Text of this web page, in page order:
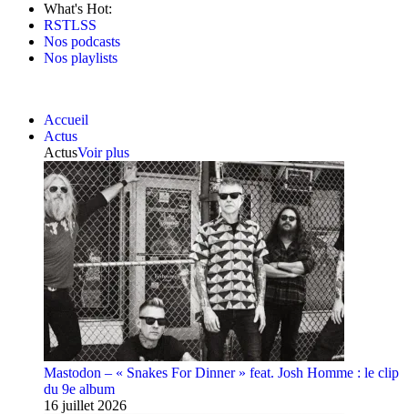
What's Hot:
RSTLSS
Nos podcasts
Nos playlists
Accueil
Actus
ActusVoir plus
Mastodon – « Snakes For Dinner » feat. Josh Homme : le clip
du 9e album
16 juillet 2026